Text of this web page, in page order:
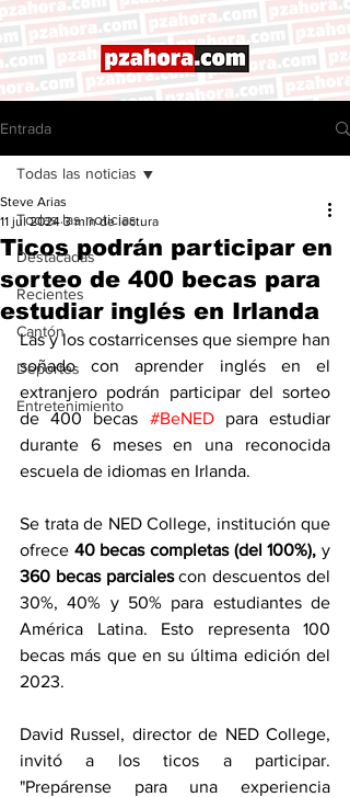
Entrada
Todas las noticias
Destacadas
Recientes
Cantón
Deportes
Entretenimiento
Todas las noticias
Ticos podrán participar en
sorteo de 400 becas para
estudiar inglés en Irlanda
Steve Arias
11 jul 2024 3 min de lectura
Las y los costarricenses que siempre han
soñado con aprender inglés en el
extranjero podrán participar del sorteo
de 400 becas #BeNED para estudiar
durante 6 meses en una reconocida
escuela de idiomas en Irlanda.
Se trata de NED College, institución que
ofrece 40 becas completas (del 100%),
360 becas parciales con descuentos del
30%, 40% y 50% para estudiantes de
América Latina. Esto representa 100
becas más que en su última edición del
2023.
David Russel, director de NED College,
invitó a los ticos a participar.
"Prepárense para una experiencia